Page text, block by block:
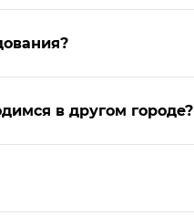
в другом городе?